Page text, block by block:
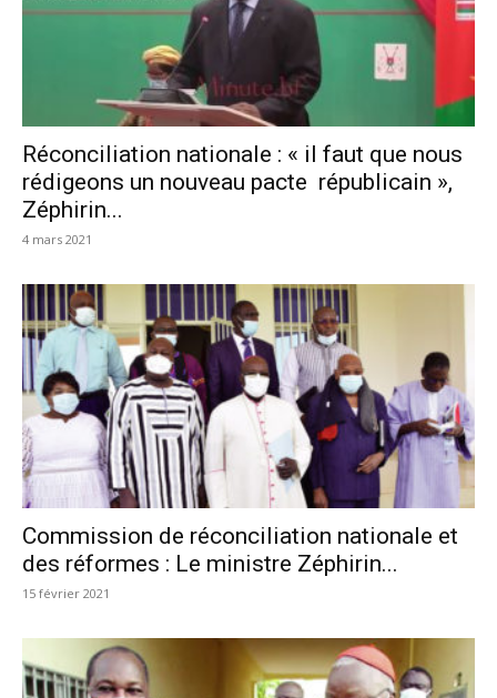
Réconciliation nationale : « il faut que nous
rédigeons un nouveau pacte républicain »,
Zéphirin...
4 mars 2021
Commission de réconciliation nationale et
des réformes : Le ministre Zéphirin...
15 février 2021